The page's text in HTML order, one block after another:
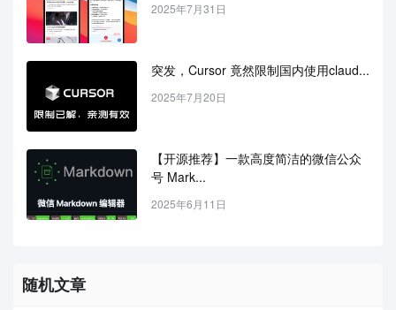
2025年7月31日
突发，Cursor 竟然限制国内使用claud...
2025年7月20日
【开源推荐】一款高度简洁的微信公众
号 Mark...
2025年6月11日
随机文章